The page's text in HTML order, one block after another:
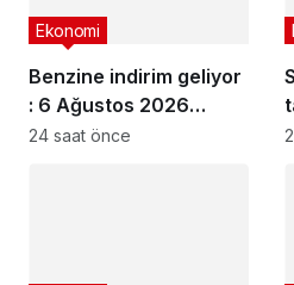
Benzine indirim geliyor
: 6 Ağustos 2026
güncel akaryakıt
Ekonomi
24 saat önce